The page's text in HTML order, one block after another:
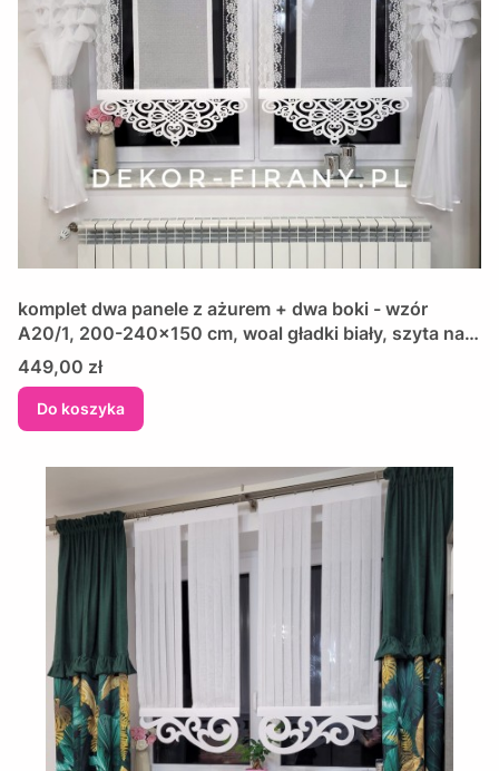
komplet dwa panele z ażurem + dwa boki - wzór
A20/1, 200-240x150 cm, woal gładki biały, szyta na
wymiar, wykończona lamówką i koronką
Cena
449,00 zł
Do koszyka